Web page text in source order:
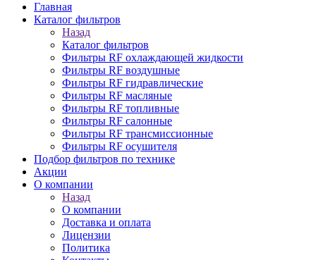
Главная
Каталог фильтров
Назад
Каталог фильтров
Фильтры RF охлаждающей жидкости
Фильтры RF воздушные
Фильтры RF гидравлические
Фильтры RF масляные
Фильтры RF топливные
Фильтры RF салонные
Фильтры RF трансмиссионные
Фильтры RF осушителя
Подбор фильтров по технике
Акции
О компании
Назад
О компании
Доставка и оплата
Лицензии
Политика